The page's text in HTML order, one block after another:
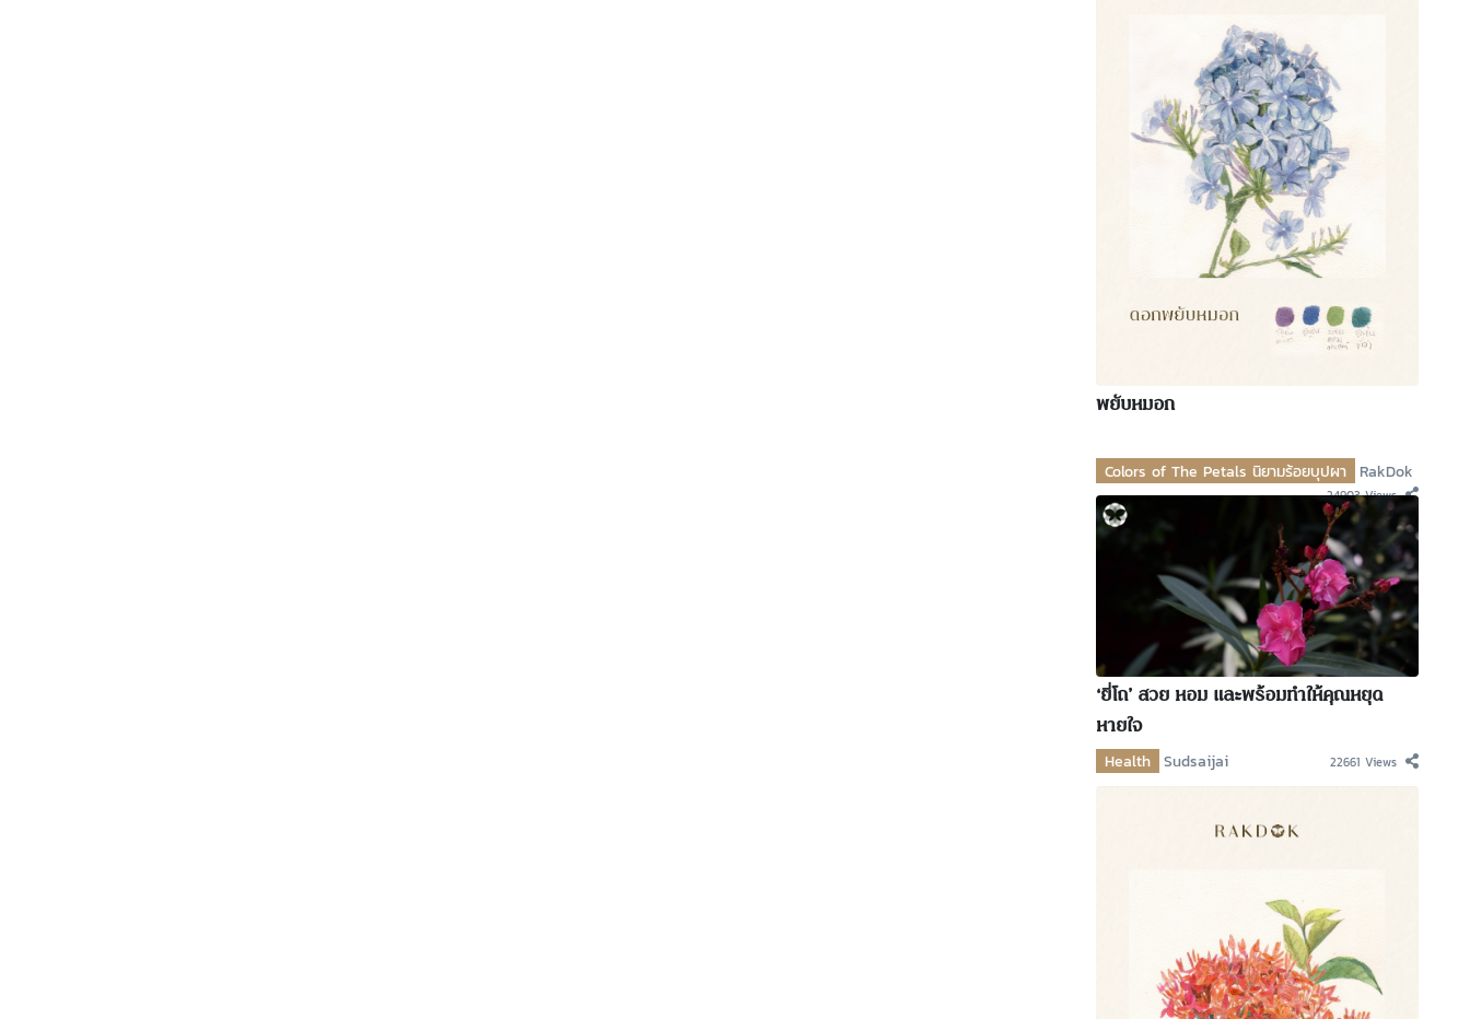
พยับหมอก
Colors of The Petals นิยามร้อยบุปผา RakDok
24903 Views
‘ยี่โถ’ สวย หอม และพร้อมทำให้คุณหยุด
หายใจ
Health Sudsaijai 22661 Views